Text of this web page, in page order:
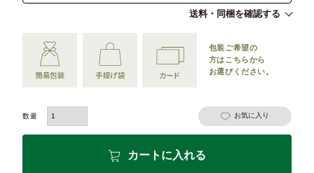
送料・同梱を確認する
包装ご希望の
方はこちらから
お選びください。
お気に入り
カートに入れる